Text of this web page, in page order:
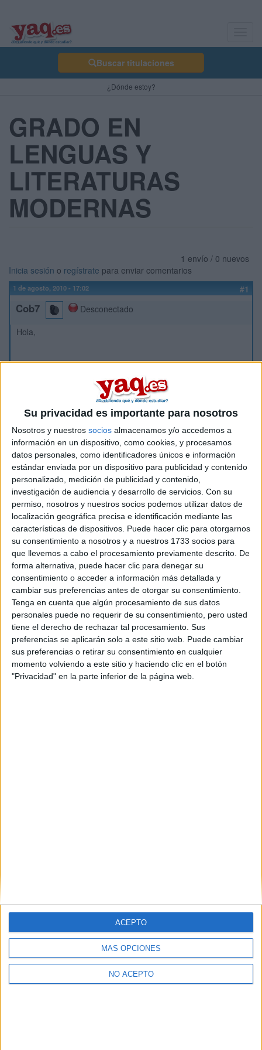
Su privacidad es importante para nosotros
Nosotros y nuestros socios almacenamos y/o accedemos a
información en un dispositivo, como cookies, y procesamos
datos personales, como identificadores únicos e información
estándar enviada por un dispositivo para publicidad y contenido
personalizado, medición de publicidad y contenido,
investigación de audiencia y desarrollo de servicios. Con su
permiso, nosotros y nuestros socios podemos utilizar datos de
localización geográfica precisa e identificación mediante las
características de dispositivos. Puede hacer clic para otorgarnos
su consentimiento a nosotros y a nuestros 1733 socios para
que llevemos a cabo el procesamiento previamente descrito. De
forma alternativa, puede hacer clic para denegar su
consentimiento o acceder a información más detallada y
cambiar sus preferencias antes de otorgar su consentimiento.
Tenga en cuenta que algún procesamiento de sus datos
personales puede no requerir de su consentimiento, pero usted
tiene el derecho de rechazar tal procesamiento. Sus
preferencias se aplicarán solo a este sitio web. Puede cambiar
sus preferencias o retirar su consentimiento en cualquier
momento volviendo a este sitio y haciendo clic en el botón
"Privacidad" en la parte inferior de la página web.
MÁS OPCIONES
NO ACEPTO
ACEPTO
Buscar titulaciones
¿Dónde estoy?
GRADO EN
LENGUAS Y
LITERATURAS
MODERNAS
1 envío / 0 nuevos
Inicia sesión o regístrate para enviar comentarios
1 de agosto, 2010 - 17:02 #1
Cob7
Desconectado
Hola,
que ha surgido por la eliminación de las filologías por el plan
Tendría pensando hacerlo en Barna o Valencia pero prefiero
en Barna, se que se pueden elegir dos lenguas o de solo
una..
Haría el itinerario de Inglés e Italiano, si sabeís algo de este
nuevo grado comentarmelo tengo este año(mientras trabajo)
para decidir si estudiar este o:
Traducción e Interpretación, quiero un grado que tenga que
ver con los idiomas.
gracias
saludos
Inicio
Etiquetas:
La universidad - un mundo
Traducción e Interpretación
Estudios nombrados en este post
Estudiar Lenguas Modernas - Lenguas Clásicas - Filologías
Estudiar Traducción e Interpretación